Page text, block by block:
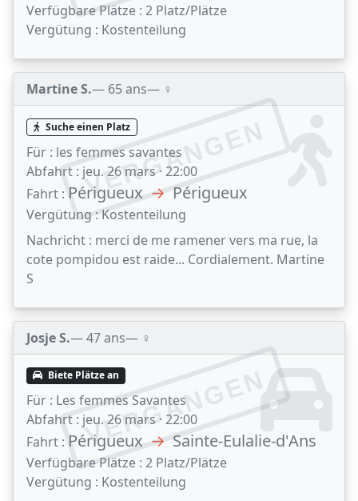
Verfügbare Plätze : 2 Platz/Plätze
Vergütung : Kostenteilung
Martine S.— 65 ans— ♀️
VERGANGEN
Suche einen Platz
Für : les femmes savantes
Abfahrt : jeu. 26 mars · 22:00
Fahrt : Périgueux → Périgueux
Vergütung : Kostenteilung
Nachricht : merci de me ramener vers ma rue, la
cote pompidou est raide... Cordialement. Martine
S
Josje S.— 47 ans— ♀️
VERGANGEN
Biete Plätze an
Für : Les femmes Savantes
Abfahrt : jeu. 26 mars · 22:00
Fahrt : Périgueux → Sainte-Eulalie-d'Ans
Verfügbare Plätze : 2 Platz/Plätze
Vergütung : Kostenteilung